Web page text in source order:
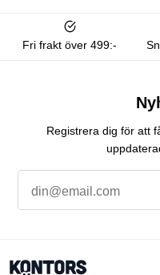
Fri frakt över 499:-
Registrera dig för att